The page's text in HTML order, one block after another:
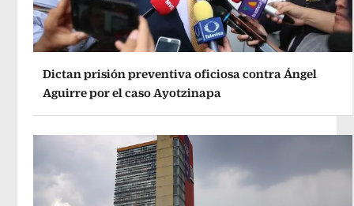
Dictan prisión preventiva oficiosa contra Ángel
Aguirre por el caso Ayotzinapa